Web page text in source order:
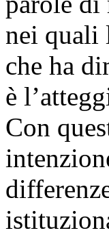
nei quali
che ha
è
Con